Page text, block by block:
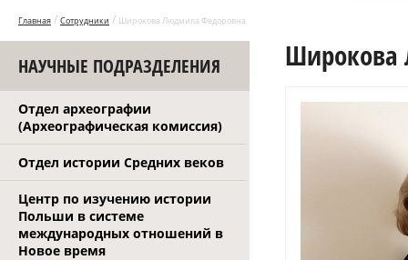
Главная / Сотрудники / Широкова Людмила Федоровна
НАУЧНЫЕ ПОДРАЗДЕЛЕНИЯ
Отдел археографии
(Археографическая комиссия)
Отдел истории Средних веков
Центр по изучению истории
Польши в системе
международных отношений в
Новое время
Широкова